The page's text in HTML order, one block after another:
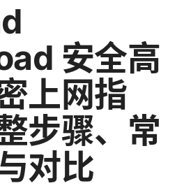
安全高
上网指
步骤、常
对比